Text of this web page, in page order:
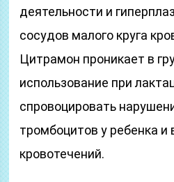
деятельности и
сосудов малого круга
Цитрамон проникает в
использование при
спровоцировать
тромбоцитов у ребенка и
кровотечений.